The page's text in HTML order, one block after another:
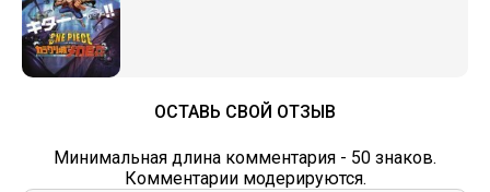
ОСТАВЬ СВОЙ ОТЗЫВ
Минимальная длина комментария - 50 знаков.
Комментарии модерируются.